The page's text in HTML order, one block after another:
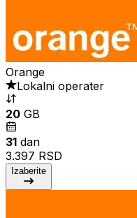
Orange
Lokalni operater
20 GB
31 dan
3.397 RSD
Izaberite